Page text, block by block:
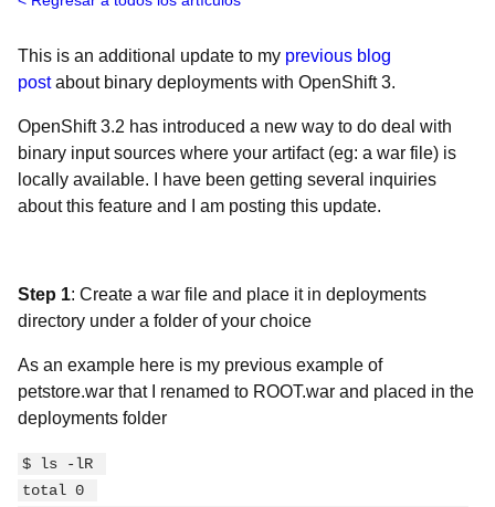
This is an additional update to my previous blog
postabout binary deployments with OpenShift 3.
OpenShift 3.2 has introduced a new way to do deal with
binary input sources where your artifact (eg: a war file) is
locally available. I have been getting several inquiries
about this feature and I am posting this update.
Step 1: Create a war file and place it in deployments
directory under a folder of your choice
As an example here is my previous example of
petstore.war that I renamed to ROOT.war and placed in the
deployments folder
$ ls -lR
total 0